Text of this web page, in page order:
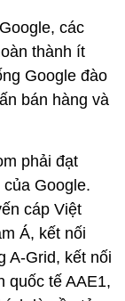
các
thành ít
Google đào
bán hàng và
phải đạt
Google.
cáp Việt
Á, kết nối
A-Grid, kết nối
quốc tế AAE1,